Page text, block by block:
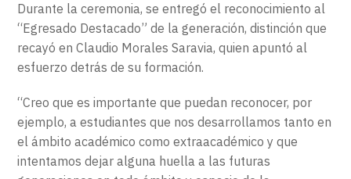
Durante la ceremonia, se entregó el reconocimiento al
“Egresado Destacado” de la generación, distinción que
recayó en Claudio Morales Saravia, quien apuntó al
esfuerzo detrás de su formación.
“Creo que es importante que puedan reconocer, por
ejemplo, a estudiantes que nos desarrollamos tanto en
el ámbito académico como extraacadémico y que
intentamos dejar alguna huella a las futuras